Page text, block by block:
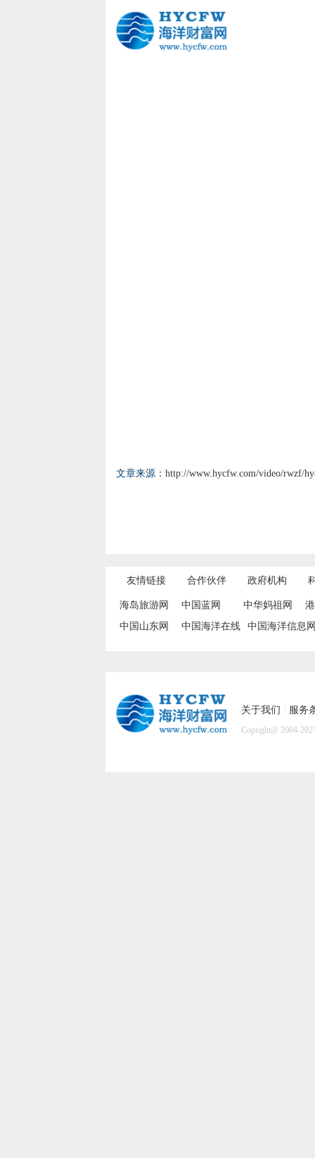
文章来源： http://www.hycfw.com/video/rwzf/
友情链接 合作伙伴 政府机构
海岛旅游网 中国蓝网 中华妈祖网
中国山东网
中国海洋在线 中国海洋信息
关于我们 服务
Copright@ 2004-